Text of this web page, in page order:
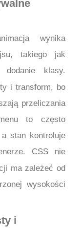
wynika
takiego jak
klasy.
i transform, bo
przeliczania
to często
stan kontroluje
CSS nie
ma zależeć od
wysokości
i